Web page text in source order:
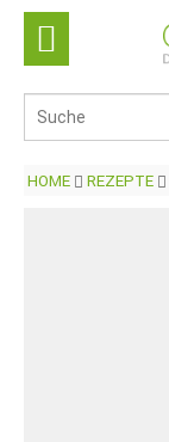
HOME REZEPTE